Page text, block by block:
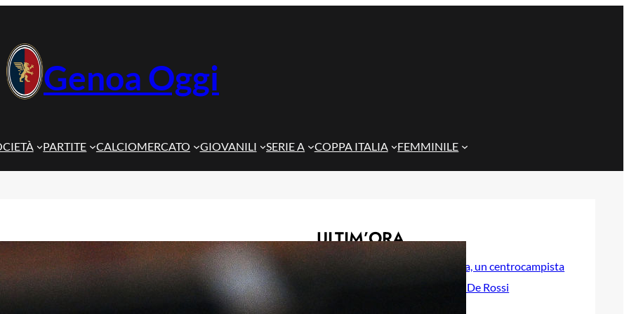
Genoa Oggi
PARTITE CALCIOMERCATO GIOVANILI SERIE A COPPA ITALIA FEMMINILE
ULTIM’ORA
Sow è del Genoa, un centrocampista
da 4 milioni per De Rossi